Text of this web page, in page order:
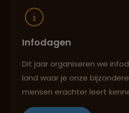
Infodagen
Dit jaar organiseren we
land waar je onze
mensen erachter leert